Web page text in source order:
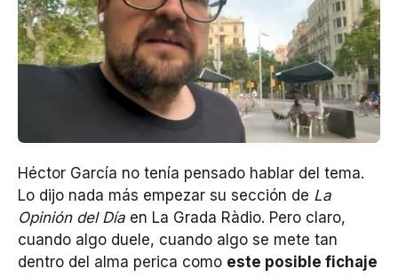
Héctor García no tenía pensado hablar del tema.
Lo dijo nada más empezar su sección de La
Opinión del Día en La Grada Ràdio. Pero claro,
cuando algo duele, cuando algo se mete tan
dentro del alma perica como este posible fichaje